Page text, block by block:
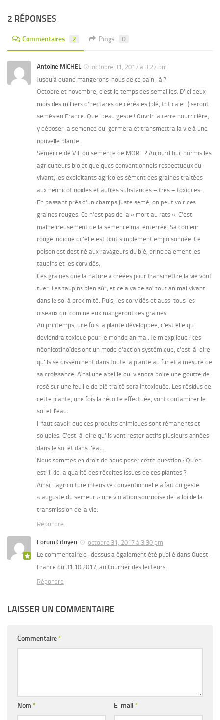
2 RÉPONSES
Commentaires 2 Pings 0
Antoine MICHEL
octobre 31, 2017 à 3:27 pm
Jusqu’à quand mangerons-nous de ce pain-là ?
Octobre et novembre, c’est le temps des semailles. D’ici deux
mois des milliers d’hectares de céréales (blé, triticale…) seront
semés en France. Quel beau geste ! Ouvrir la terre nourricière,
y déposer la semence qui germera et transmettra la vie à une
nouvelle plante.
Semence de VIE ou semence de MORT ? Aujourd’hui, hormis les
agriculteurs bio et quelques conventionnels respectueux du
vivant, les exploitants agricoles sèment des graines traitées
aux néonicotinoïdes et autres substances – très – toxiques.
En passant près d’un champs juste semé, on peut voir ces
graines rouges. Ce n’est pas de la « mort au rats ». C’est
malheureusement de la semence mal enterrée. Sa couleur
rouge indique qu’elle est tout simplement empoisonnée. Ce
poison est destiné aux ravageurs du blé, principalement les
taupins et les corvidés.
Ces graines que la nature a créées pour transmettre la vie vont
tuer. Les taupins bien sûr, et cela va de soi tout animal vivant
dans le sol à proximité. Puis, les corvidés et aussi tous les
oiseaux qui comme eux mangeront ces graines.
Au printemps, une fois la plante développée, c’est elle qui
deviendra toxique pour le monde animal. Je m’explique : ces
néonicotinoïdes ont un mode d’action systémique, c’est-à-dire
qu’ils se disséminent dans toute la plante au fur et à mesure de
sa croissance. Ainsi une abeille qui viendra boire une goutte de
rosé sur une feuille de blé traité sera intoxiquée. Les résidus de
cette plante, une fois la récolte effectuée, vont contaminer le
sol et l’eau.
Il faut savoir que ces produits chimiques sont rémanents et
solubles. C’est-à-dire qu’ils vont rester actifs plusieurs années
dans le sol et dans l’eau.
Nous sommes en droit de nous poser cette question : Qu’en
est-il de la qualité des récoltes issues de ces plantes ?
Ainsi, l’agriculture intensive conventionnelle a fait du geste
« auguste du semeur » une violation sournoise de la loi de la
transmission de la vie.
Répondre
Forum Citoyen
octobre 31, 2017 à 3:30 pm
Le commentaire ci-dessus a également été publié dans Ouest-
France du 31.10.2017, au Courrier des lecteurs.
Répondre
LAISSER UN COMMENTAIRE
Commentaire*
Nom * E-mail *